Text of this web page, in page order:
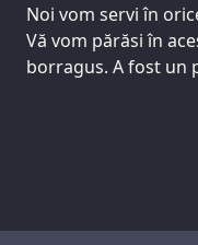
Noi vom servi în
Vă vom părăsi în
borragus. A fost un